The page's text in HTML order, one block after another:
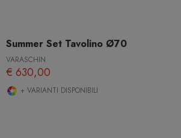
Summer Set Tavolino Ø70
VARASCHIN
€ 630,00
+ VARIANTI DISPONIBILI